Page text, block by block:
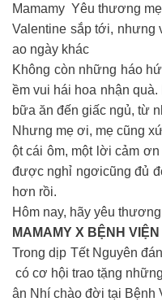
Mamamy Yêu thương
Valentine sắp tới, nhưng
ao ngày khác
Không còn những háo
ềm vui hái hoa nhận
bữa ăn đến giấc ngủ, từ
Nhưng mẹ ơi, mẹ cũng
ột cái ôm, một lời cảm
được nghỉ ngơicũng đủ
hơn rồi.
Hôm nay, hãy yêu
MAMAMY X BỆNH
Trong dịp Tết Nguyên
có cơ hội trao tặng
ân Nhí chào đời tại Bệnh